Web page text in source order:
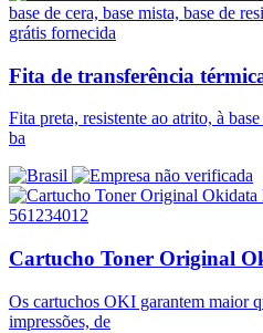
Fita de transferência
Fita preta, resistente ao atrito, à
ba
Cartucho Toner Original
Os cartuchos OKI garantem maior
impressões, de